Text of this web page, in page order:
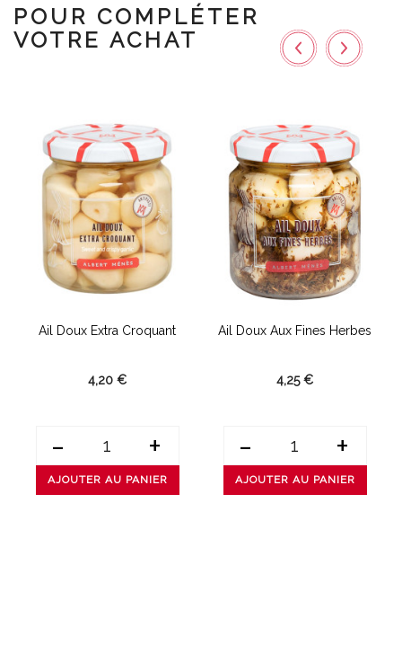
POUR COMPLÉTER
VOTRE ACHAT
Ail Doux Extra Croquant
4,20 €
- +
AJOUTER AU PANIER
Ail Doux Aux Fines Herbes
4,25 €
- +
AJOUTER AU PANIER